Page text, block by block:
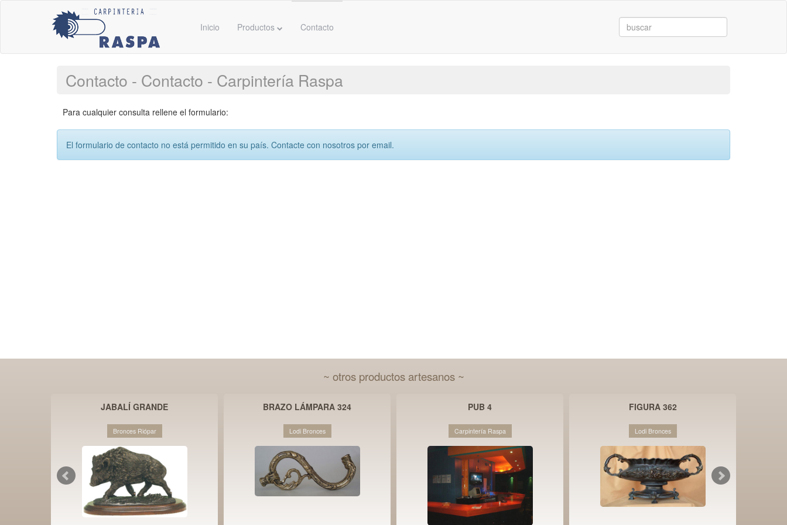
Inicio Productos Contacto
Contacto - Contacto - Carpintería Raspa
Para cualquier consulta rellene el formulario:
El formulario de contacto no está permitido en su país. Contacte con nosotros por email.
~ otros productos artesanos ~
JABALÍ GRANDE
Bronces Riópar
BRAZO LÁMPARA 324
Lodi Bronces
PUB 4
Carpintería Raspa
FIGURA 362
Lodi Bronces